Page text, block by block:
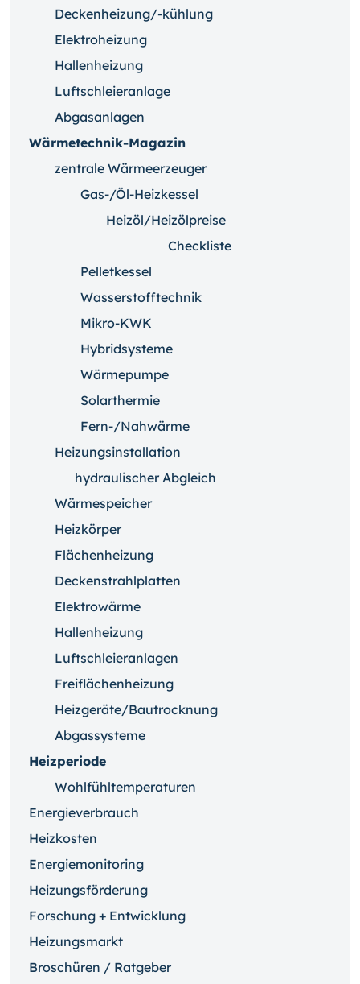
Deckenheizung/-kühlung
Elektroheizung
Hallenheizung
Luftschleieranlage
Abgasanlagen
Wärmetechnik-Magazin
zentrale Wärmeerzeuger
Gas-/Öl-Heizkessel
Heizöl/Heizölpreise
Checkliste
Pelletkessel
Wasserstofftechnik
Mikro-KWK
Hybridsysteme
Wärmepumpe
Solarthermie
Fern-/Nahwärme
Heizungsinstallation
hydraulischer Abgleich
Wärmespeicher
Heizkörper
Flächenheizung
Deckenstrahlplatten
Elektrowärme
Hallenheizung
Luftschleieranlagen
Freiflächenheizung
Heizgeräte/Bautrocknung
Abgassysteme
Heizperiode
Wohlfühltemperaturen
Energieverbrauch
Heizkosten
Energiemonitoring
Heizungsförderung
Forschung + Entwicklung
Heizungsmarkt
Broschüren / Ratgeber